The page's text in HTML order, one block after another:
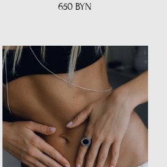
650 BYN